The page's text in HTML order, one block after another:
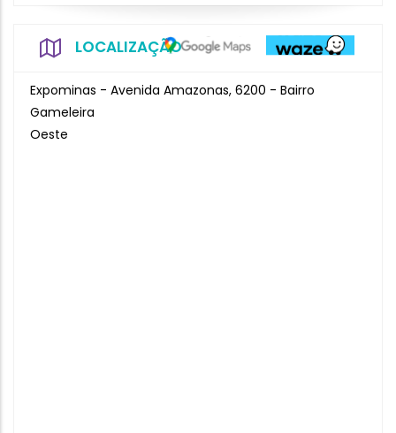
LOCALIZAÇÃO
Expominas - Avenida Amazonas, 6200 - Bairro
Gameleira
Oeste